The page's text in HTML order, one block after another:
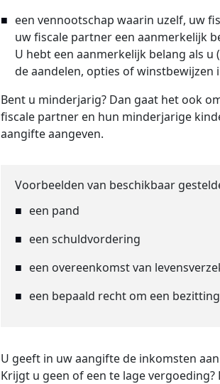
een vennootschap waarin uzelf, uw
uw fiscale partner een aanmerkelijk
U hebt een aanmerkelijk belang als
de aandelen, opties of winstbewijzen
Bent u minderjarig? Dan gaat het ook
fiscale partner en hun minderjarige
aangifte aangeven.
Voorbeelden van beschikbaar
een pand
een schuldvordering
een overeenkomst van
een bepaald recht om een
U geeft in uw aangifte de inkomsten
Krijgt u geen of een te lage